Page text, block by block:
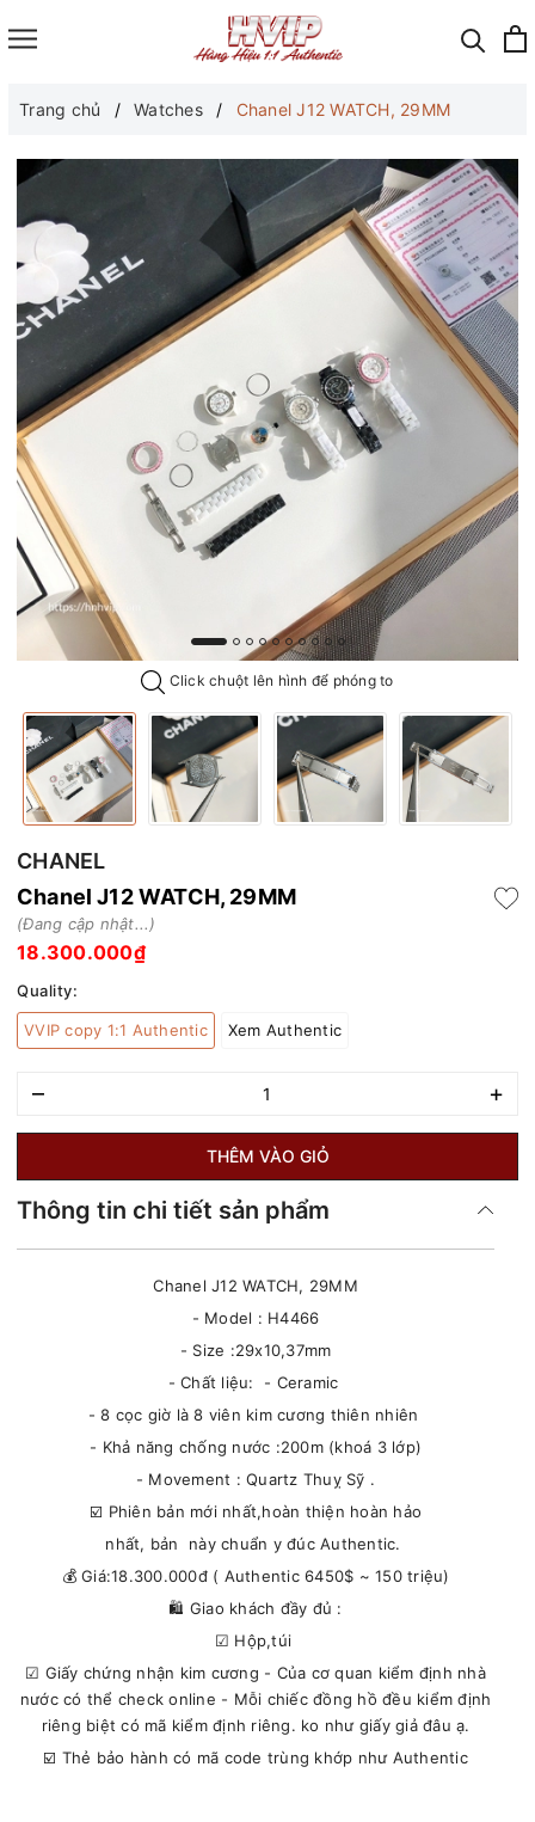
Trang chủ Watches Chanel J12 WATCH, 29MM
Click chuột lên hình để phóng to
CHANEL
Chanel J12 WATCH, 29MM
(Đang cập nhật...)
18.300.000₫
Quality:
VVIP copy 1:1 Authentic Xem Authentic
– +
THÊM VÀO GIỎ
Thông tin chi tiết sản phẩm
Chanel J12 WATCH, 29MM
- Model : H4466
- Size :29x10,37mm
- Chất liệu: - Ceramic
- 8 cọc giờ là 8 viên kim cương thiên nhiên
- Khả năng chống nước :200m (khoá 3 lớp)
- Movement : Quartz Thuỵ Sỹ .
☑️ Phiên bản mới nhất,hoàn thiện hoàn hảo
nhất, bản này chuẩn y đúc Authentic.
💰 Giá:18.300.000đ ( Authentic 6450$ ~ 150 triệu)
🛍 Giao khách đầy đủ :
☑ Hộp,túi
☑ Giấy chứng nhận kim cương - Của cơ quan kiểm định nhà
nước có thể check online - Mỗi chiếc đồng hồ đều kiểm định
riêng biệt có mã kiểm định riêng. ko như giấy giả đâu ạ.
☑️ Thẻ bảo hành có mã code trùng khớp như Authentic